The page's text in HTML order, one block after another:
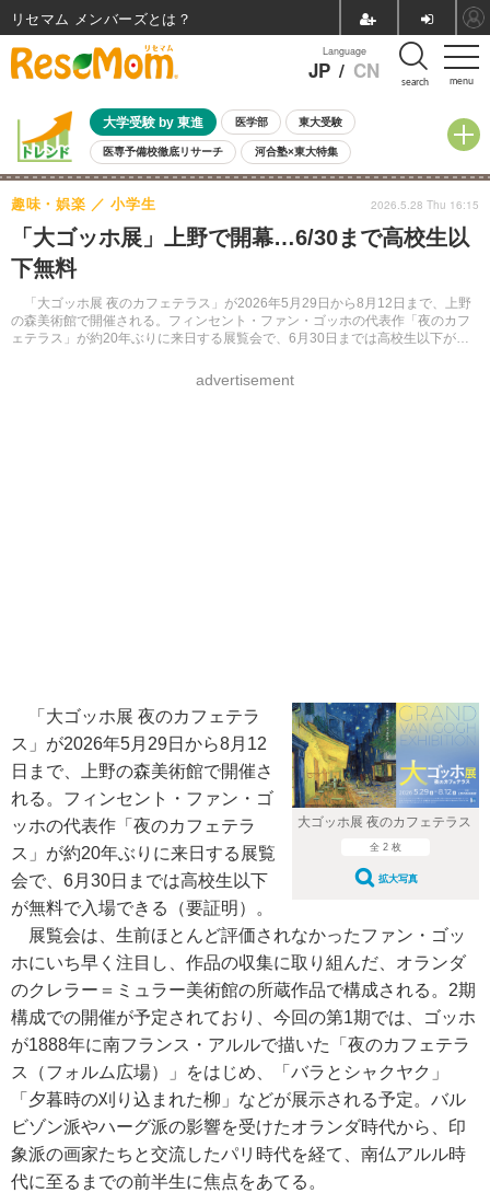
menu
Language
JP / CN search
大学受験 by 東進 医学部 東大受験
医専予備校徹底リサーチ 河合塾×東大特集
親子で考える大学選び 高校受験 中学受験 小学校受験
共通テスト 夏休み
8月開催イベント・WS 全国公立高校 過去問 人気記事
自由研究教材（小学生向け）
「大ゴッホ展」上野で開幕…6/30まで高校生以
下無料
「大ゴッホ展 夜のカフェテラス」が2026年5月29日から8月12日まで、上野
の森美術館で開催される。フィンセント・ファン・ゴッホの代表作「夜のカフ
ェテラス」が約20年ぶりに来日する展覧会で、6月30日までは高校生以下が無
趣味・娯楽 小学生
advertisement
2026.5.28 Thu 16:15
大ゴッホ展 夜のカフェテラス
全 2 枚
拡大写真
「大ゴッホ展 夜のカフェテラ
ス」が2026年5月29日から8月12
日まで、上野の森美術館で開催さ
れる。フィンセント・ファン・ゴ
ッホの代表作「夜のカフェテラ
ス」が約20年ぶりに来日する展覧
会で、6月30日までは高校生以下
が無料で入場できる（要証明）。
展覧会は、生前ほとんど評価されなかったファン・ゴッ
ホにいち早く注目し、作品の収集に取り組んだ、オランダ
のクレラー＝ミュラー美術館の所蔵作品で構成される。2期
構成での開催が予定されており、今回の第1期では、ゴッホ
が1888年に南フランス・アルルで描いた「夜のカフェテラ
ス（フォルム広場）」をはじめ、「バラとシャクヤク」
「夕暮時の刈り込まれた柳」などが展示される予定。バル
ビゾン派やハーグ派の影響を受けたオランダ時代から、印
象派の画家たちと交流したパリ時代を経て、南仏アルル時
代に至るまでの前半生に焦点をあてる。
リセマム メンバーズ